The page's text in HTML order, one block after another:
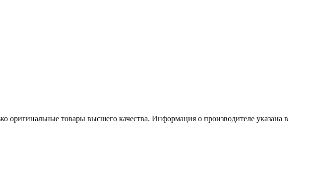
оригинальные товары высшего качества. Информация о производителе указана в